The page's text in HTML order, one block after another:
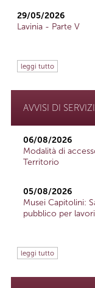
29/05/2026
Lavinia - Parte V
leggi tutto
AVVISI DI
06/08/2026
Modalità di
Territorio
05/08/2026
Musei Capitolini:
pubblico per lavori
leggi tutto